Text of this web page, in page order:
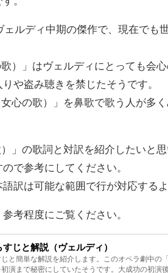
ェルディ中期の傑作で、現在でも
）」はヴェルディにとっても会
や盗み聴きを禁じたそうです。
心の歌）」を鼻歌で歌う人が多
」の歌詞と対訳を紹介したいと思
で参考にしてください。
訳は可能な範囲で行が対応する
考程度にご覧ください。
すじと解説（ヴェルディ）
じと簡単な解説を紹介します。このオペラ劇中の
演まで秘密にしていたそうです。大成功の初演後